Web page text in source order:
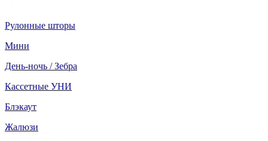
Рулонные шторы
Мини
День-ночь / Зебра
Кассетные УНИ
Блэкаут
Жалюзи